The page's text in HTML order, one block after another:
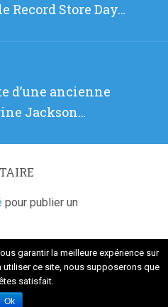
Record Store Day…
d’une ancienne
Jackson…
pour publier un
garantir la meilleure expérience sur
ce site, nous supposerons que
satisfait.
Ok